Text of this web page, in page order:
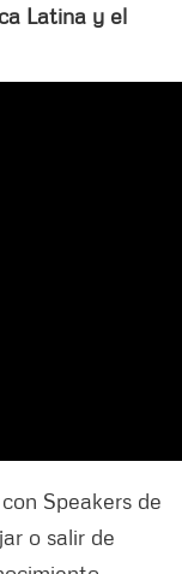
Latina y el
Speakers de
o salir de